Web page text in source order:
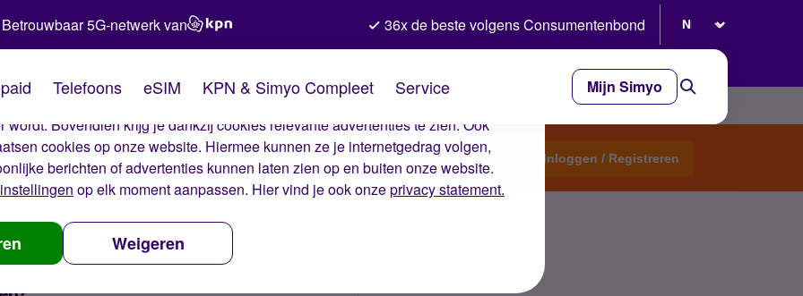
van Simyo
op onze website. Met deze cookies zorgen wij ervoor dat je ervaring op de
wordt. Bovendien krijg je dankzij cookies relevante advertenties te zien. Ook
cookies op onze website. Hiermee kunnen ze je internetgedrag volgen,
berichten of advertenties kunnen laten zien op en buiten onze website.
op elk moment aanpassen. Hier vind je ook onzeprivacy statement.
Weigeren
Betrouwbaar 5G-netwerk van 36x de beste volgens Consumentenbond
Telefoons eSIM KPN & Simyo Compleet Service Mijn Simyo
Start een topic Inloggen / Registreren